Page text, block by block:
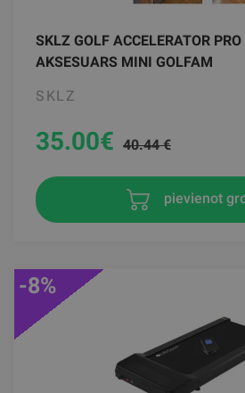
SKLZ GOLF ACCELERATOR
AKSESUARS MINI GOLFAM
SKLZ
35.00€ 40.44 €
pievienot
-8%